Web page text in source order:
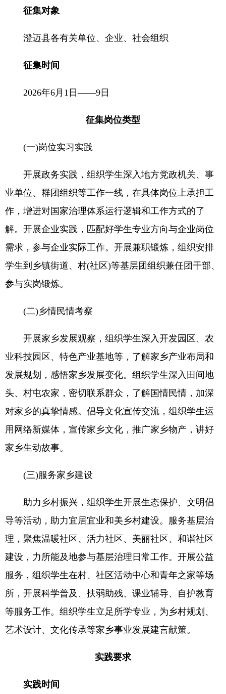
征集对象
澄迈县各有关单位、企业、社会组织
征集时间
2026年6月1日——9日
征集岗位类型
(一)岗位实习实践
开展政务实践，组织学生深入地方党政机关、事
业单位、群团组织等工作一线，在具体岗位上承担工
作，增进对国家治理体系运行逻辑和工作方式的了
解。开展企业实践，匹配好学生专业方向与企业岗位
需求，参与企业实际工作。开展兼职锻炼，组织安排
学生到乡镇街道、村(社区)等基层团组织兼任团干部、
参与实岗锻炼。
(二)乡情民情考察
开展家乡发展观察，组织学生深入开发园区、农
业科技园区、特色产业基地等，了解家乡产业布局和
发展规划，感悟家乡发展变化。组织学生深入田间地
头、村屯农家，密切联系群众，了解国情民情，加深
对家乡的真挚情感。倡导文化宣传交流，组织学生运
用网络新媒体，宣传家乡文化，推广家乡物产，讲好
家乡生动故事。
(三)服务家乡建设
助力乡村振兴，组织学生开展生态保护、文明倡
导等活动，助力宜居宜业和美乡村建设。服务基层治
理，聚焦温暖社区、活力社区、美丽社区、和谐社区
建设，力所能及地参与基层治理日常工作。开展公益
服务，组织学生在村、社区活动中心和青年之家等场
所，开展科学普及、扶弱助残、课业辅导、自护教育
等服务工作。组织学生立足所学专业，为乡村规划、
艺术设计、文化传承等家乡事业发展建言献策。
实践要求
实践时间